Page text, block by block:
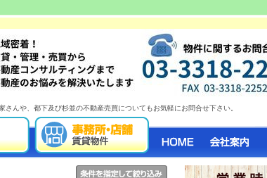
んや、都下及び杉並の不動産売買についてもお気軽にお問合せ下さい。